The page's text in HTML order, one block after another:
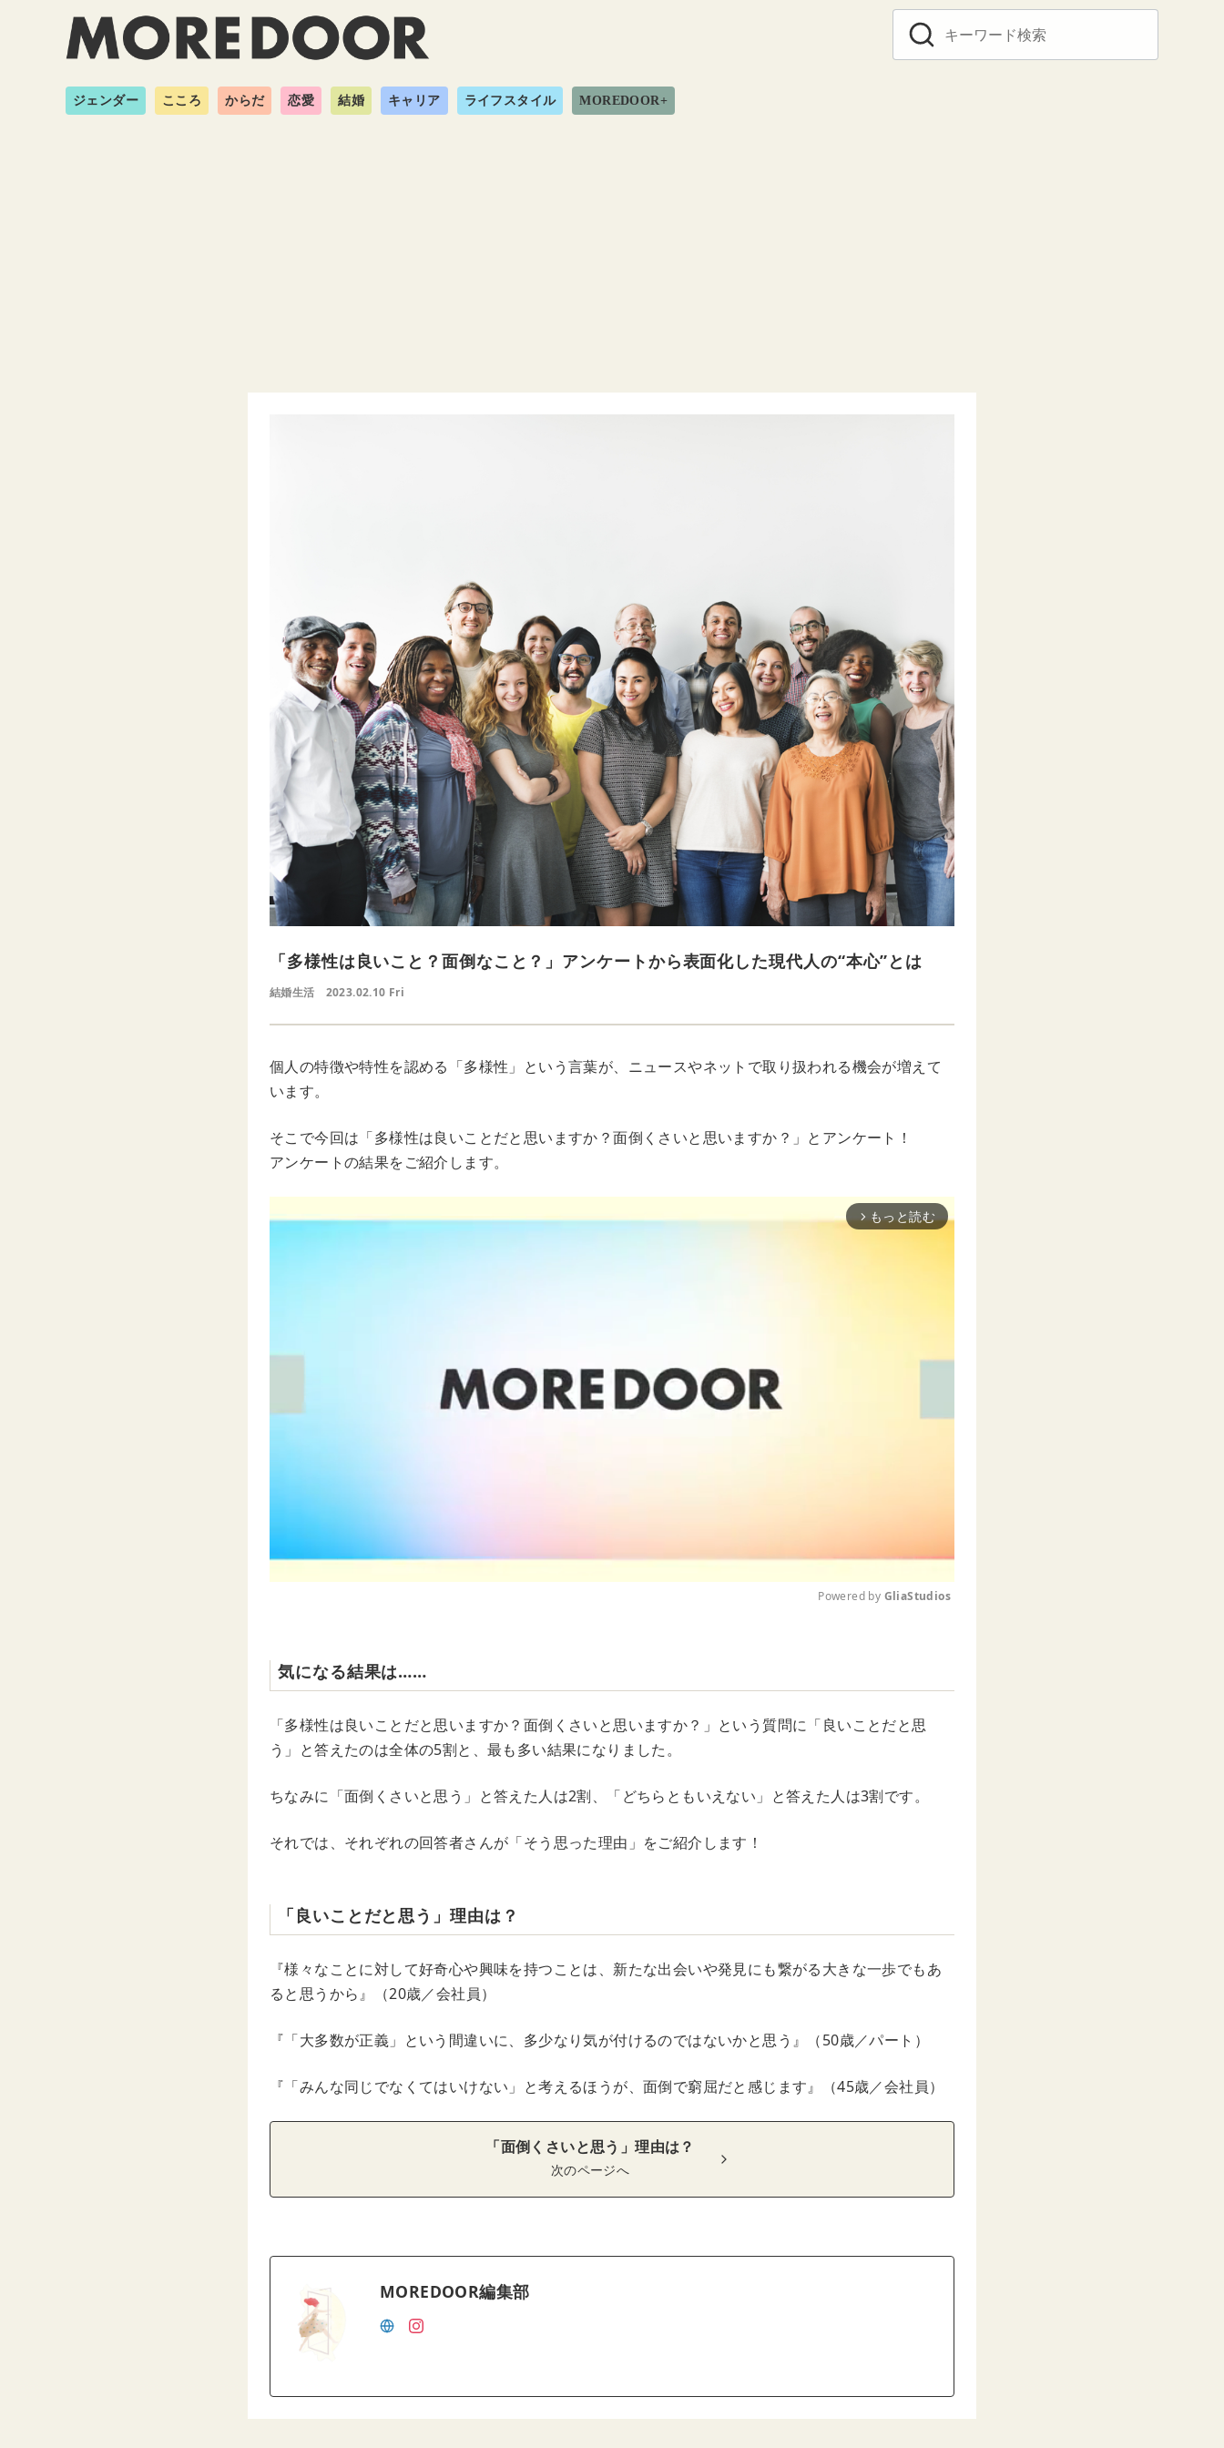
ジェンダー こころ からだ 恋愛 結婚 キャリア ライフスタイル MOREDOOR+
「多様性は良いこと？面倒なこと？」アンケートから表面化した現代人の“本心”とは
結婚生活 2023.02.10 Fri
個人の特徴や特性を認める「多様性」という言葉が、ニュースやネットで取り扱われる機会が増えて
います。
そこで今回は「多様性は良いことだと思いますか？面倒くさいと思いますか？」とアンケート！
アンケートの結果をご紹介します。
arrow_forward_ios もっと読む
t
e
Powered by GliaStudios
気になる結果は……
「多様性は良いことだと思いますか？面倒くさいと思いますか？」という質問に「良いことだと思
う」と答えたのは全体の5割と、最も多い結果になりました。
ちなみに「面倒くさいと思う」と答えた人は2割、「どちらともいえない」と答えた人は3割です。
それでは、それぞれの回答者さんが「そう思った理由」をご紹介します！
「良いことだと思う」理由は？
『様々なことに対して好奇心や興味を持つことは、新たな出会いや発見にも繋がる大きな一歩でもあ
ると思うから』（20歳／会社員）
『「大多数が正義」という間違いに、多少なり気が付けるのではないかと思う』（50歳／パート）
『「みんな同じでなくてはいけない」と考えるほうが、面倒で窮屈だと感じます』（45歳／会社員）
「面倒くさいと思う」理由は？
次のページへ
MOREDOOR編集部